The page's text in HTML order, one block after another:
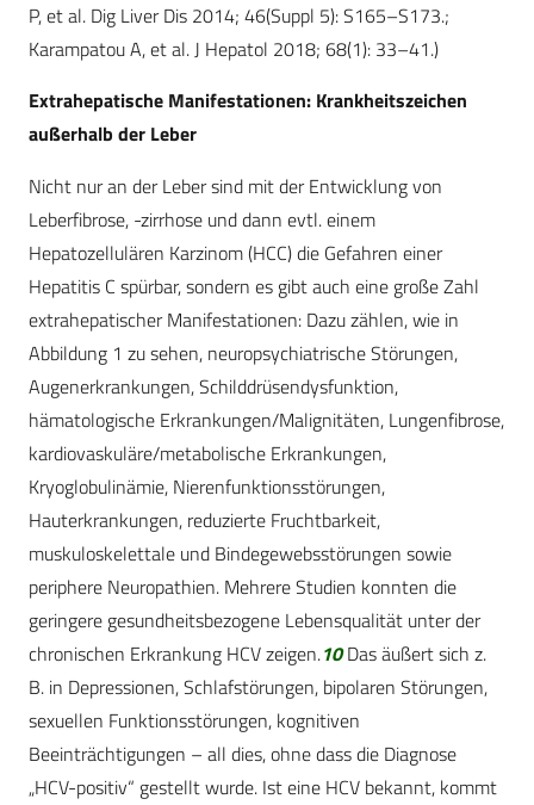
P, et al. Dig Liver Dis 2014; 46(Suppl 5): S165–S173.;
Karampatou A, et al. J Hepatol 2018; 68(1): 33–41.)
Extrahepatische Manifestationen: Krankheitszeichen
außerhalb der Leber
Nicht nur an der Leber sind mit der Entwicklung von
Leberfibrose, -zirrhose und dann evtl. einem
Hepatozellulären Karzinom (HCC) die Gefahren einer
Hepatitis C spürbar, sondern es gibt auch eine große Zahl
extrahepatischer Manifestationen: Dazu zählen, wie in
Abbildung 1 zu sehen, neuropsychiatrische Störungen,
Augenerkrankungen, Schilddrüsendysfunktion,
hämatologische Erkrankungen/Malignitäten, Lungenfibrose,
kardiovaskuläre/metabolische Erkrankungen,
Kryoglobulinämie, Nierenfunktionsstörungen,
Hauterkrankungen, reduzierte Fruchtbarkeit,
muskuloskelettale und Bindegewebsstörungen sowie
periphere Neuropathien. Mehrere Studien konnten die
geringere gesundheitsbezogene Lebensqualität unter der
chronischen Erkrankung HCV zeigen.10 Das äußert sich z.
B. in Depressionen, Schlafstörungen, bipolaren Störungen,
sexuellen Funktionsstörungen, kognitiven
Beeinträchtigungen – all dies, ohne dass die Diagnose
„HCV-positiv“ gestellt wurde. Ist eine HCV bekannt, kommt